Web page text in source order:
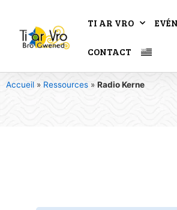
TI AR VRO
CONTACT
Accueil » Ressources » Radio Kerne